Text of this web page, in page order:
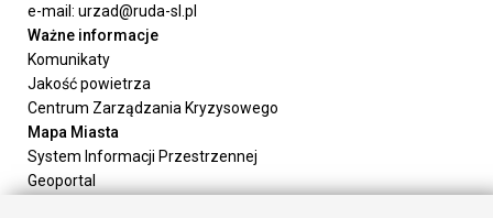
e-mail: urzad@ruda-sl.pl
Ważne informacje
Komunikaty
Jakość powietrza
Centrum Zarządzania Kryzysowego
Mapa Miasta
System Informacji Przestrzennej
Geoportal